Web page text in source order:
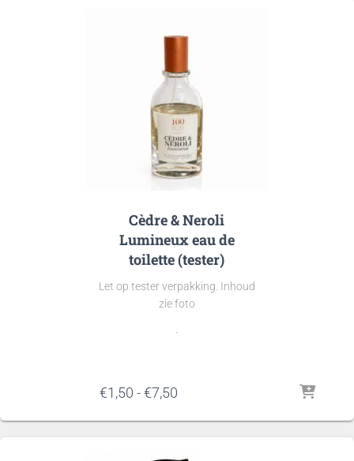
Cèdre & Neroli
Lumineux eau de
toilette (tester)
Let op tester verpakking. Inhoud
zie foto
.
€1,50 - €7,50Prijsklasse:
tot